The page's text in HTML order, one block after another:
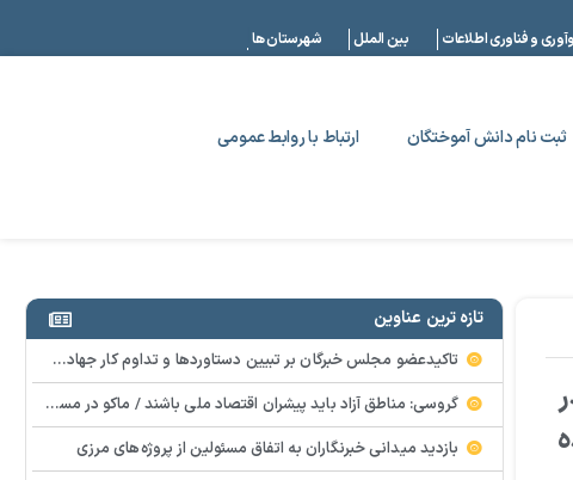
و فناوری اطلاعات بین الملل شهرستان ها
ثبت نام دانش آموختگان
ارتباط با روابط عمومی
تازه ترین عناوین
تاکیدعضو مجلس خبرگان بر تبیین دستاوردها و تداوم کار جهادی در منطقه آزاد ماکو
گروسی: مناطق آزاد باید پیشران اقتصاد ملی باشند / ماکو در مسیر گشایش اقتصادی و تکمیل زیرساخت‌ها
بازدید میدانی خبرنگاران به اتفاق مسئولین از پروژه‌های مرزی